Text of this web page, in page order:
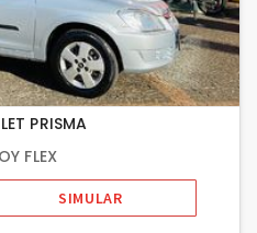
PRISMA
FLEX
SIMULAR